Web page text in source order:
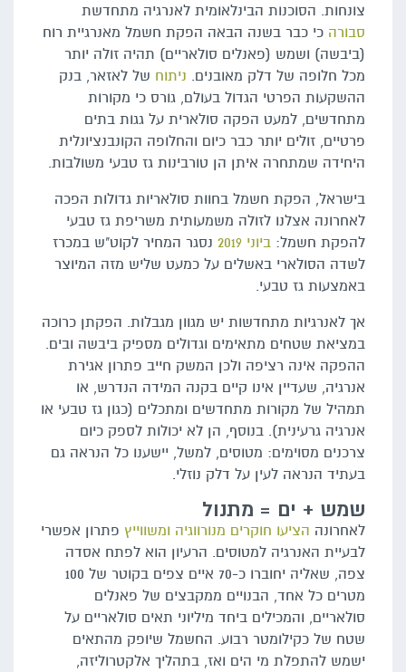
צונחות. הסוכנות הבינלאומית לאנרגיה מתחדשת
סבורה כי כבר בשנה הבאה הפקת חשמל מאנרגיית רוח
(ביבשה) ושמש (פאנלים סולאריים) תהיה זולה יותר
מכל חלופה של דלק מאובנים. ניתוח של לאזאר, בנק
ההשקעות הפרטי הגדול בעולם, גורס כי מקורות
מתחדשים, למעט הפקה סולארית על גגות בתים
פרטיים, זולים יותר כבר כיום והחלופה הקונבנציונלית
היחידה שמתחרה איתן הן טורבינות גז טבעי משולבות.
בישראל, הפקת חשמל בחוות סולאריות גדולות הפכה
לאחרונה אצלנו לזולה משמעותית משריפת גז טבעי
להפקת חשמל: ביוני 2019
נסגר המחיר לקוט"ש במכרז
לשדה הסולארי באשלים על כמעט שליש מזה המיוצר
באמצעות גז טבעי.
אך לאנרגיות מתחדשות יש מגוון מגבלות. הפקתן כרוכה
במציאת שטחים מתאימים וגדולים מספיק ביבשה ובים.
ההפקה אינה רציפה ולכן המשק חייב פתרון אגירת
אנרגיה, שעדיין אינו קיים בקנה המידה הנדרש, או
תמהיל של מקורות מתחדשים ומתכלים (כגון גז טבעי או
אנרגיה גרעינית). בנוסף, הן לא יכולות לספק כיום
צרכנים מסוימים: מטוסים, למשל, יישענו כל הנראה גם
בעתיד הנראה לעין על דלק נוזלי.
שמש + ים = מתנול
לאחרונה הציעו חוקרים מנורווגיה ומשווייץ פתרון אפשרי
לבעיית האנרגיה למטוסים. הרעיון הוא לפתח אסדה
צפה, שאליה יחוברו כ-70 איים צפים בקוטר של 100
מטרים כל אחד, הבנויים ממקבצים של פאנלים
סולאריים, והמכילים ביחד מיליוני תאים סולאריים על
שטח של כקילומטר רבוע. החשמל שיופק מהתאים
ישמש להתפלת מי הים ואז, בתהליך אלקטרוליזה,